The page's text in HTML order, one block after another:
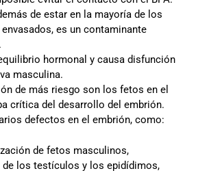
de estar en la mayoría de los
es un contaminante
hormonal y causa disfunción
masculina.
de más riesgo son los fetos en el
crítica del desarrollo del embrión.
defectos en el embrión, como:
de fetos masculinos,
de los testículos y los epidídimos,